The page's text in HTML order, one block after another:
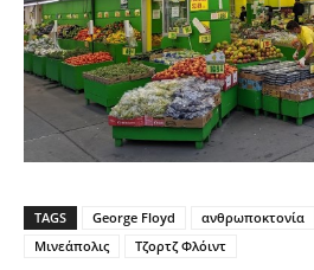
TAGS George Floyd ανθρωποκτονία
Μινεάπολις
Τζορτζ Φλόιντ